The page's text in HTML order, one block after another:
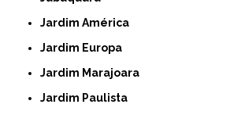
Jardim América
Jardim Europa
Jardim Marajoara
Jardim Paulista